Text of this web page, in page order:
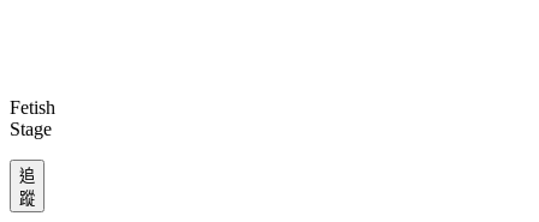
Fetish
Stage
追
蹤